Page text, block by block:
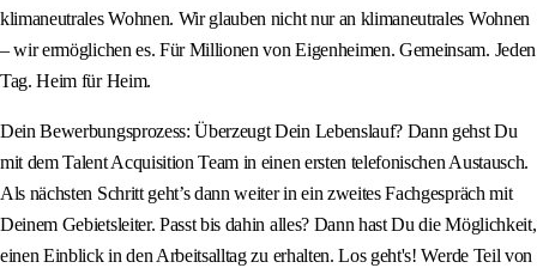
klimaneutrales Wohnen. Wir glauben nicht nur an klimaneutrales Wohnen
– wir ermöglichen es. Für Millionen von Eigenheimen. Gemeinsam. Jeden
Tag. Heim für Heim.
Dein Bewerbungsprozess: Überzeugt Dein Lebenslauf? Dann gehst Du
mit dem Talent Acquisition Team in einen ersten telefonischen Austausch.
Als nächsten Schritt geht’s dann weiter in ein zweites Fachgespräch mit
Deinem Gebietsleiter. Passt bis dahin alles? Dann hast Du die Möglichkeit,
einen Einblick in den Arbeitsalltag zu erhalten. Los geht's! Werde Teil von